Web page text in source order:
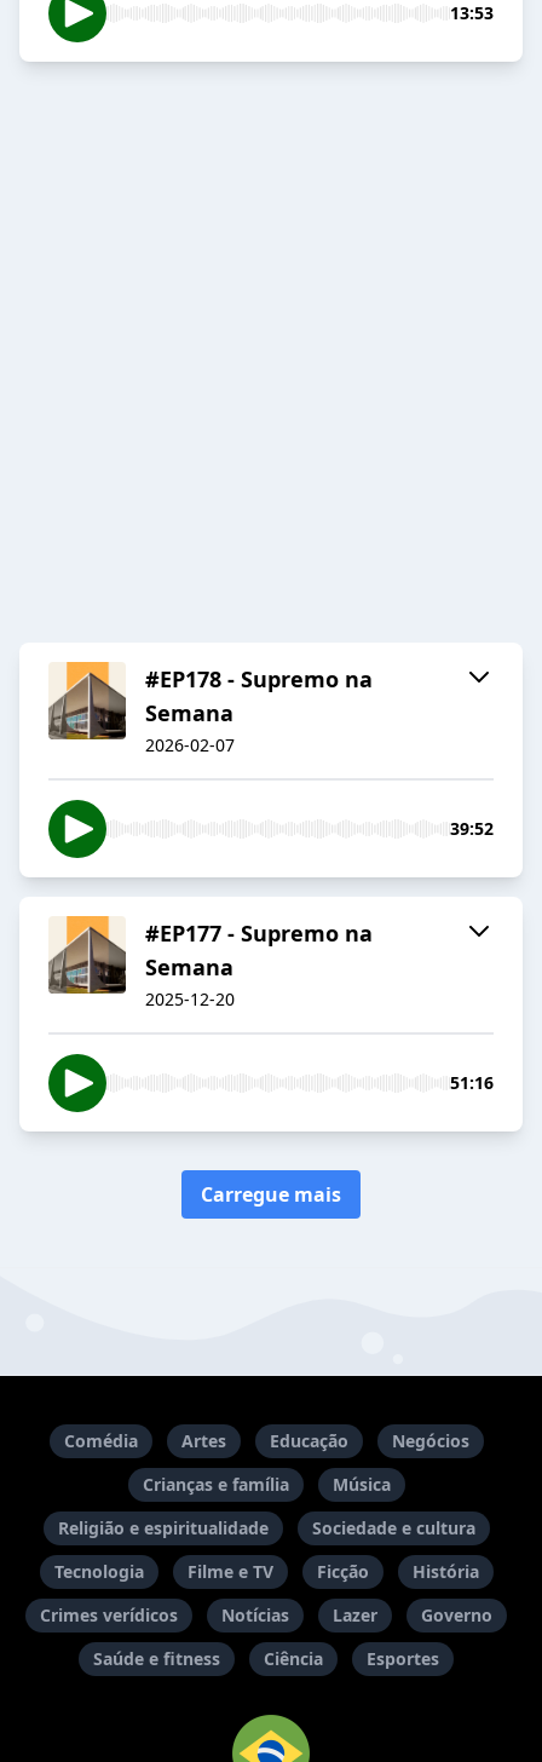
13:53
#EP178 - Supremo na
Semana
2026-02-07
39:52
#EP177 - Supremo na
Semana
2025-12-20
51:16
Carregue mais
Comédia Artes Educação
Negócios
Crianças e família
Música
Religião e espiritualidade
Sociedade e cultura
Tecnologia
Filme e TV Ficção
História
Crimes verídicos
Notícias Lazer
Governo
Saúde e fitness
Ciência Esportes